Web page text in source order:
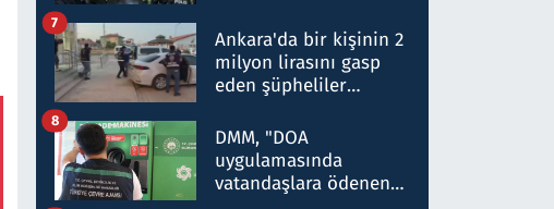
ifadelerinden ortaya
çıkan tablo şok etti
Ankara'da bir kişinin 2
milyon lirasını gasp
eden şüpheliler
7
DMM, "DOA
uygulamasında
vatandaşlara ödenen
8